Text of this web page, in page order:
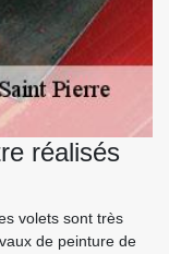
réalisés
volets sont très
de peinture de